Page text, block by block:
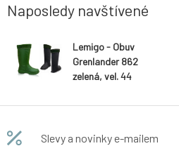
Naposledy navštívené
Lemigo - Obuv
Grenlander 862
zelená, vel. 44
Slevy a novinky e-mailem